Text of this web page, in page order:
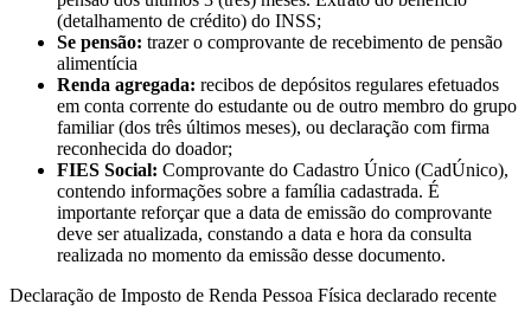
(detalhamento de crédito) do INSS;
Se pensão: trazer o comprovante de recebimento de pensão
alimentícia
Renda agregada: recibos de depósitos regulares efetuados
em conta corrente do estudante ou de outro membro do grupo
familiar (dos três últimos meses), ou declaração com firma
reconhecida do doador;
FIES Social: Comprovante do Cadastro Único (CadÚnico),
contendo informações sobre a família cadastrada. É
importante reforçar que a data de emissão do comprovante
deve ser atualizada, constando a data e hora da consulta
realizada no momento da emissão desse documento.
Declaração de Imposto de Renda Pessoa Física declarado recente